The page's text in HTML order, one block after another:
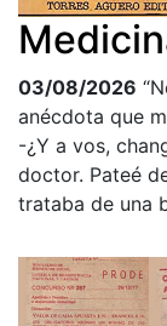
03/08/2026
anécdota que
-¿Y a vos,
doctor. Pateé
trataba de una